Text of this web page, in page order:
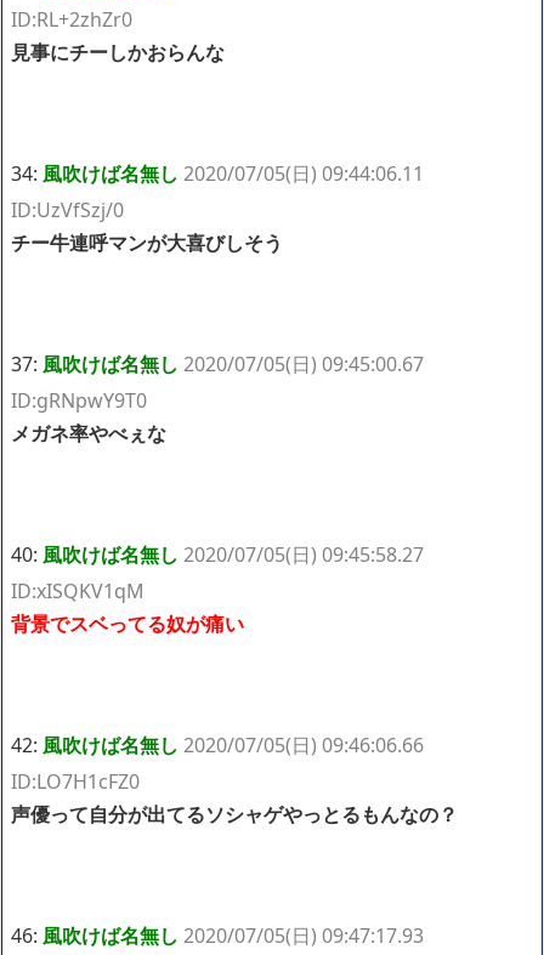
ID:RL+2zhZr0
見事にチーしかおらんな
34: 風吹けば名無し 2020/07/05(日) 09:44:06.11
ID:UzVfSzj/0
チー牛連呼マンが大喜びしそう
37: 風吹けば名無し 2020/07/05(日) 09:45:00.67
ID:gRNpwY9T0
メガネ率やべぇな
40: 風吹けば名無し 2020/07/05(日) 09:45:58.27
ID:xISQKV1qM
背景でスベってる奴が痛い
42: 風吹けば名無し 2020/07/05(日) 09:46:06.66
ID:LO7H1cFZ0
声優って自分が出てるソシャゲやっとるもんなの？
46: 風吹けば名無し 2020/07/05(日) 09:47:17.93